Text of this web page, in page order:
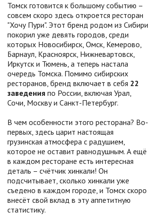
Томск готовится к большому событию –
совсем скоро здесь откроется ресторан
"Хочу Пури". Этот бренд родом из Сибири
покорил уже девять городов, среди
которых Новосибирск, Омск, Кемерово,
Барнаул, Красноярск, Нижневартовск,
Иркутск и Тюмень, а теперь настала
очередь Томска. Помимо сибирских
ресторанов, бренд включает в себя 22
заведения по России, включая Урал,
Сочи, Москву и Санкт-Петербург.
В чем особенности этого ресторана? Во-
первых, здесь царит настоящая
грузинская атмосфера с радушием,
которое не оставит равнодушным. А ещё
в каждом ресторане есть интересная
деталь – счётчик хинкали! Он
подсчитывает, сколько хинкали уже
съедено в каждом городе, и Томск скоро
внесёт свой вклад в эту аппетитную
статистику.